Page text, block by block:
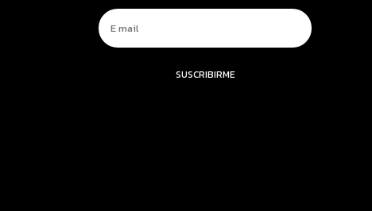
SUSCRIBIRME